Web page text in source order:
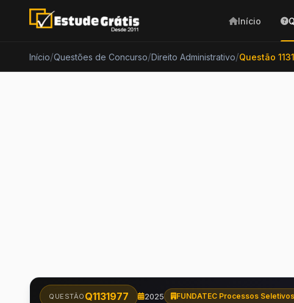
Início
Início/Questões de Concurso/Direito Administrativo/Questão
QUESTÃO Q1131977 2025 FUNDATEC Processos